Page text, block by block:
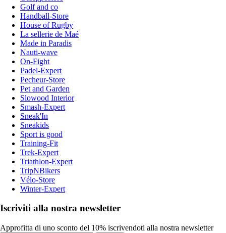
Golf and co
Handball-Store
House of Rugby
La sellerie de Maé
Made in Paradis
Nauti-wave
On-Fight
Padel-Expert
Pecheur-Store
Pet and Garden
Slowood Interior
Smash-Expert
Sneak'In
Sneakids
Sport is good
Training-Fit
Trek-Expert
Triathlon-Expert
TripNBikers
Vélo-Store
Winter-Expert
Iscriviti alla nostra newsletter
Approfitta di uno sconto del 10% iscrivendoti alla nostra newsletter